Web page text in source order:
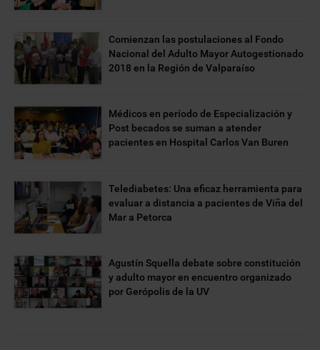
Comienzan las postulaciones al Fondo
Nacional del Adulto Mayor Autogestionado
2018 en la Región de Valparaíso
Médicos en período de Especialización y
Post becados se suman a atender
pacientes en Hospital Carlos Van Buren
Telediabetes: Una eficaz herramienta para
evaluar a distancia a pacientes de Viña del
Mar a Petorca
Agustín Squella debate sobre constitución
y adulto mayor en encuentro organizado
por Gerópolis de la UV